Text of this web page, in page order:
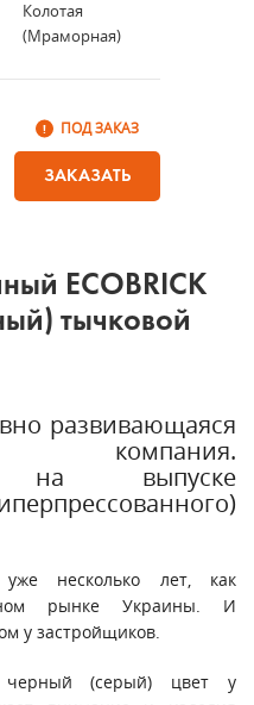
Колотая
(мраморная)
ПОД ЗАКАЗ
ЗАКАЗАТЬ
ECOBRICK
тычковой
развивающаяся
компания.
на выпуске
несколько лет, как
рынке Украины. И
у застройщиков.
черный (серый) цвет у